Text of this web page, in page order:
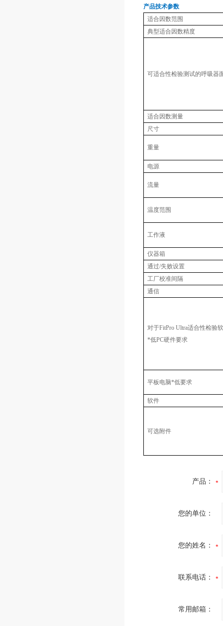
产品技术参数
适合因数范围
典型适合因数精度
可适合性检验测试的呼吸器
适合因数测量
尺寸
重量
电源
流量
温度范围
工作液
仪器箱
通过/失败设置
工厂校准间隔
通信
对于FitPro Ultra适合性检验
*低PC硬件要求
平板电脑*低要求
软件
可选附件
产品：
您的单位：
您的姓名：
联系电话：
常用邮箱：